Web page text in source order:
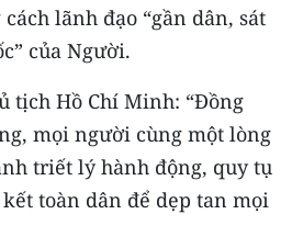
Long
Chí Minh
lãnh đạo “gần dân, sát
của Người.
tịch Hồ Chí Minh: “Đồng
mọi người cùng một lòng
triết lý hành động, quy tụ
toàn dân để dẹp tan mọi